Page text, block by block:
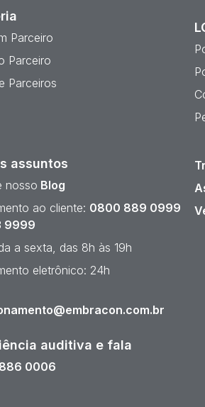
Parceiro
Parceiro
Parceiros
assuntos
nosso Blog
ao cliente: 0800 889 0999
9999
a sexta, das 8h às 19h
eletrônico: 24h
auditiva e fala
0006